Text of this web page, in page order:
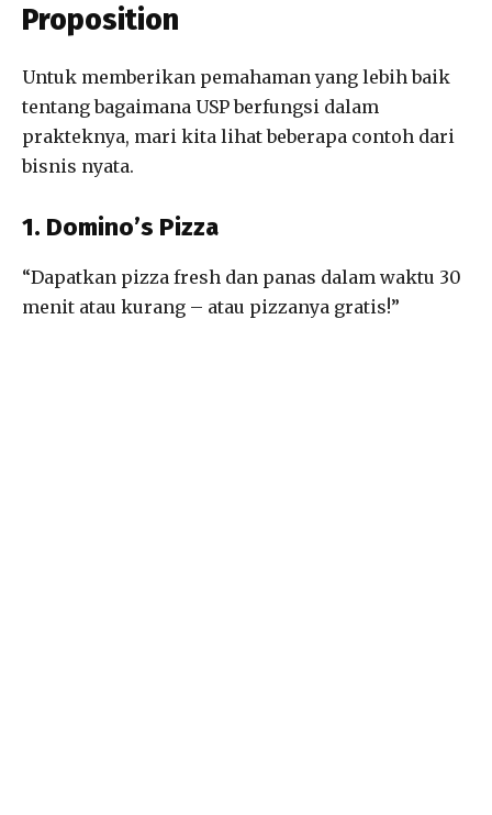
Proposition
Untuk memberikan pemahaman yang lebih baik
tentang bagaimana USP berfungsi dalam
prakteknya, mari kita lihat beberapa contoh dari
bisnis nyata.
1. Domino’s Pizza
“Dapatkan pizza fresh dan panas dalam waktu 30
menit atau kurang – atau pizzanya gratis!”